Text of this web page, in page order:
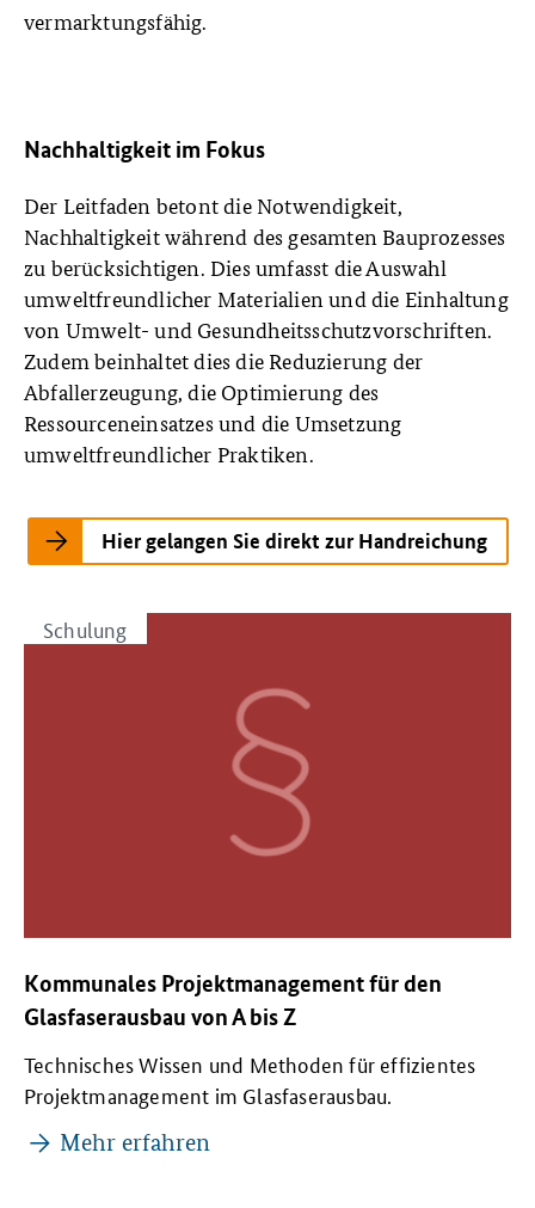
vermarktungsfähig.
Nachhaltigkeit im Fokus
Der Leitfaden betont die Notwendigkeit,
Nachhaltigkeit während des gesamten Bauprozesses
zu berücksichtigen. Dies umfasst die Auswahl
umweltfreundlicher Materialien und die Einhaltung
von Umwelt- und Gesundheitsschutzvorschriften.
Zudem beinhaltet dies die Reduzierung der
Abfallerzeugung, die Optimierung des
Ressourceneinsatzes und die Umsetzung
umweltfreundlicher Praktiken.
Hier gelangen Sie direkt zur Handreichung
Schulung
Kommunales Projektmanagement für den
Glasfaserausbau von A bis Z
Technisches Wissen und Methoden für effizientes
Projektmanagement im Glasfaserausbau.
Mehr erfahren